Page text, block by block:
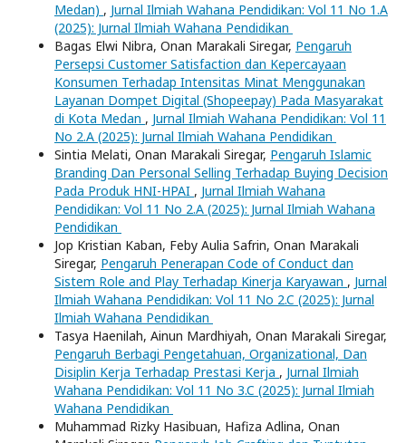
Medan) , Jurnal Ilmiah Wahana Pendidikan: Vol 11 No 1.A
(2025): Jurnal Ilmiah Wahana Pendidikan
Bagas Elwi Nibra, Onan Marakali Siregar, Pengaruh
Persepsi Customer Satisfaction dan Kepercayaan
Konsumen Terhadap Intensitas Minat Menggunakan
Layanan Dompet Digital (Shopeepay) Pada Masyarakat
di Kota Medan , Jurnal Ilmiah Wahana Pendidikan: Vol 11
No 2.A (2025): Jurnal Ilmiah Wahana Pendidikan
Sintia Melati, Onan Marakali Siregar, Pengaruh Islamic
Branding Dan Personal Selling Terhadap Buying Decision
Pada Produk HNI-HPAI , Jurnal Ilmiah Wahana
Pendidikan: Vol 11 No 2.A (2025): Jurnal Ilmiah Wahana
Pendidikan
Jop Kristian Kaban, Feby Aulia Safrin, Onan Marakali
Siregar, Pengaruh Penerapan Code of Conduct dan
Sistem Role and Play Terhadap Kinerja Karyawan , Jurnal
Ilmiah Wahana Pendidikan: Vol 11 No 2.C (2025): Jurnal
Ilmiah Wahana Pendidikan
Tasya Haenilah, Ainun Mardhiyah, Onan Marakali Siregar,
Pengaruh Berbagi Pengetahuan, Organizational, Dan
Disiplin Kerja Terhadap Prestasi Kerja , Jurnal Ilmiah
Wahana Pendidikan: Vol 11 No 3.C (2025): Jurnal Ilmiah
Wahana Pendidikan
Muhammad Rizky Hasibuan, Hafiza Adlina, Onan